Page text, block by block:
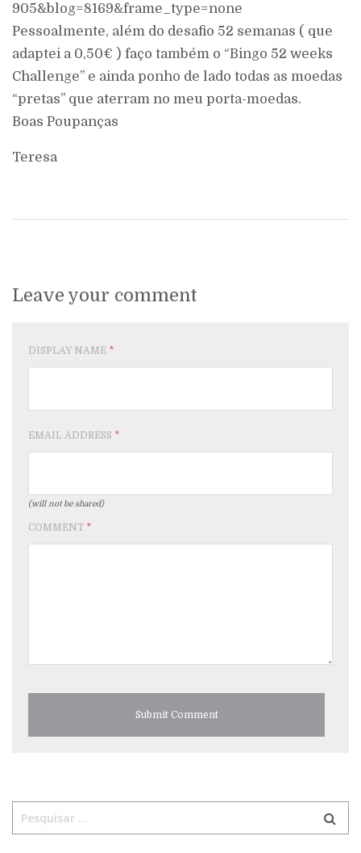
905&blog=8169&frame_type=none
Pessoalmente, além do desafio 52 semanas ( que
adaptei a 0,50€ ) faço também o “Bingo 52 weeks
Challenge” e ainda ponho de lado todas as moedas
“pretas” que aterram no meu porta-moedas.
Boas Poupanças
Teresa
Leave your comment
DISPLAY NAME *
EMAIL ADDRESS *
(will not be shared)
COMMENT *